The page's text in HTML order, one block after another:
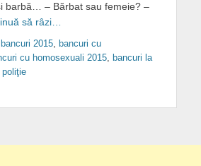
barbă… – Bărbat sau femeie? –
să râzi…
bancuri 2015, bancuri cu
cu homosexuali 2015, bancuri la
poliţie